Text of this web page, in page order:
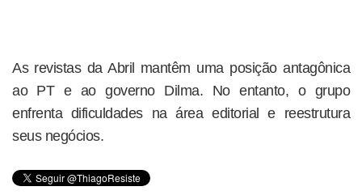
As revistas da Abril mantêm uma posição antagônica
ao PT e ao governo Dilma. No entanto, o grupo
enfrenta dificuldades na área editorial e reestrutura
seus negócios.